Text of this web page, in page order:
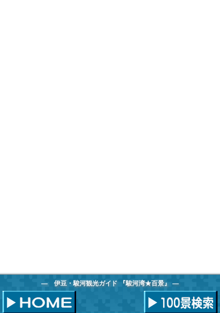
伊豆・駿河観光ガイド 『駿河湾★百景』